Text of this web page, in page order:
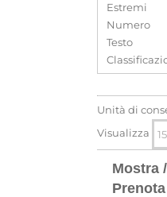
Estremi
Numero
Testo
Unità di
Visualizza
Mostra /
Prenota